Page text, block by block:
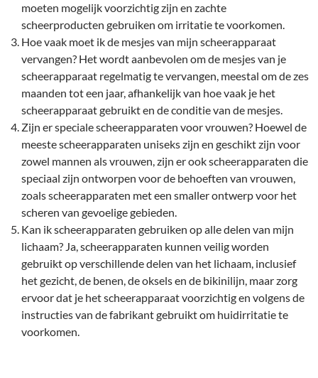
moeten mogelijk voorzichtig zijn en zachte
scheerproducten gebruiken om irritatie te voorkomen.
Hoe vaak moet ik de mesjes van mijn scheerapparaat
vervangen? Het wordt aanbevolen om de mesjes van je
scheerapparaat regelmatig te vervangen, meestal om de zes
maanden tot een jaar, afhankelijk van hoe vaak je het
scheerapparaat gebruikt en de conditie van de mesjes.
Zijn er speciale scheerapparaten voor vrouwen? Hoewel de
meeste scheerapparaten uniseks zijn en geschikt zijn voor
zowel mannen als vrouwen, zijn er ook scheerapparaten die
speciaal zijn ontworpen voor de behoeften van vrouwen,
zoals scheerapparaten met een smaller ontwerp voor het
scheren van gevoelige gebieden.
Kan ik scheerapparaten gebruiken op alle delen van mijn
lichaam? Ja, scheerapparaten kunnen veilig worden
gebruikt op verschillende delen van het lichaam, inclusief
het gezicht, de benen, de oksels en de bikinilijn, maar zorg
ervoor dat je het scheerapparaat voorzichtig en volgens de
instructies van de fabrikant gebruikt om huidirritatie te
voorkomen.